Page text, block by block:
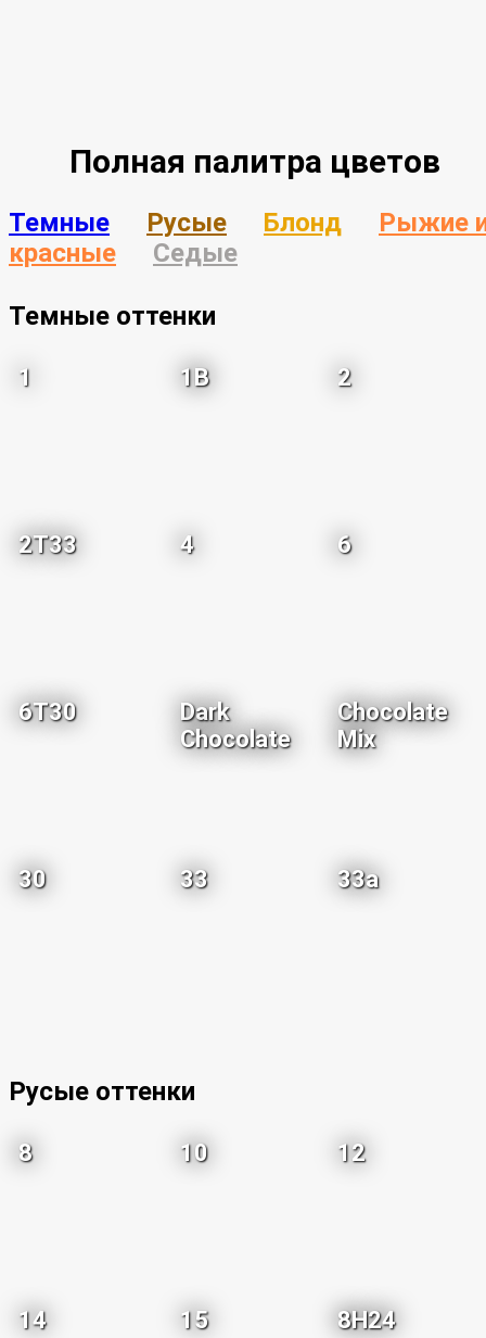
Полная палитра цветов
Темные Русые Блонд
Рыжие
красные
Седые
Темные оттенки
1 1B 2
2T33 4 6
6T30
Dark
Chocolate
Chocolate
Mix
30 33 33a
Русые оттенки
8 10 12
14 15 8H24